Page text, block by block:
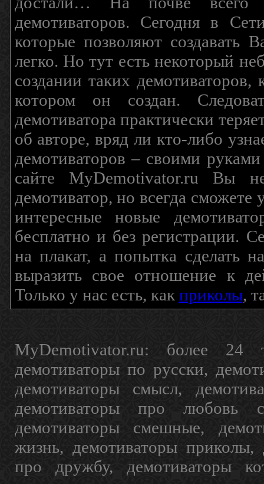
демотиваторов. Сегодня в
которые позволяют создавать
легко. Но тут есть некоторый
создании таких
котором он создан.
демотиватора практически
об авторе, вряд ли кто-либо
демотиваторов – своими
сайте MyDemotivator.ru Вы
демотиватор, но всегда сможете
интересные новые
бесплатно и без регистрации.
на плакат, а попытка
выразить свое отношение к
Только у нас есть, как приколы,
MyDemotivator.ru: более 24
демотиваторы по русски,
демотиваторы смысл,
демотиваторы про любовь
демотиваторы смешные,
жизнь, демотиваторы приколы,
про дружбу, демотиваторы